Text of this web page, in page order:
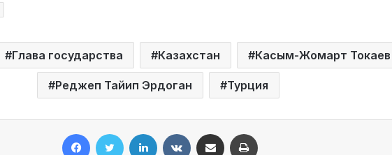
Глава государства Казахстан Касым-Жомарт Токаев
Реджеп Тайип Эрдоган Турция